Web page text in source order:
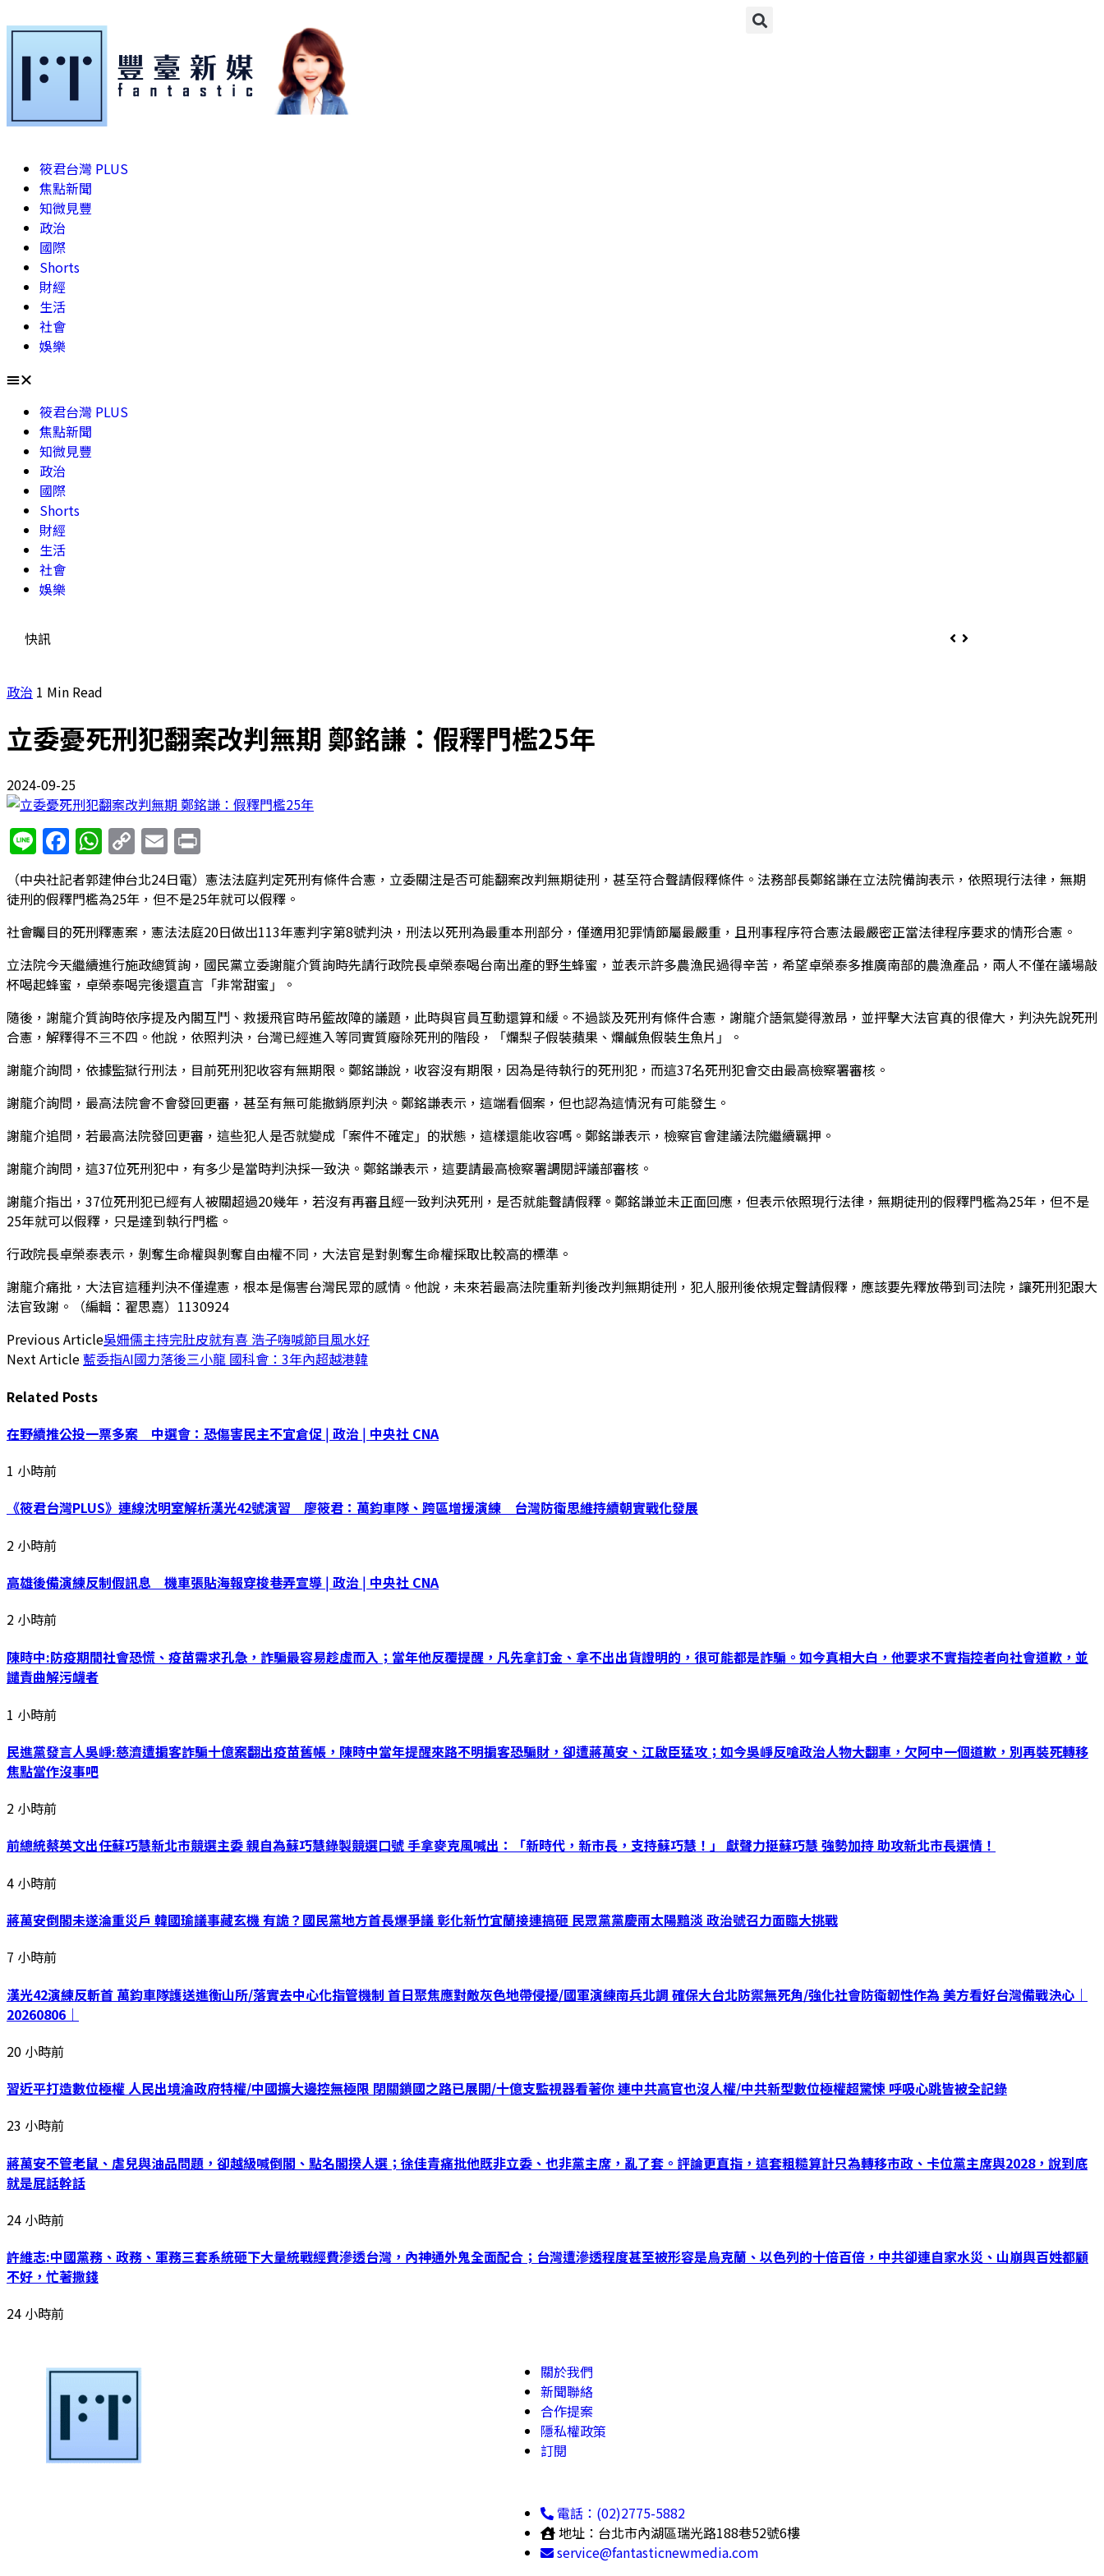
筱君台灣 PLUS
焦點新聞
知微見豐
政治
國際
Shorts
財經
生活
社會
娛樂
筱君台灣 PLUS
焦點新聞
知微見豐
政治
國際
Shorts
財經
生活
社會
娛樂
快訊
政治 1 Min Read
立委憂死刑犯翻案改判無期 鄭銘謙：假釋門檻25年
2024-09-25
LineFacebook
WhatsApp
Copy
Link
Email
（中央社記者郭建伸台北24日電）憲法法庭判定死刑有條件合憲，立委關注是否可能翻案改判無期徒刑，甚至符合聲請假釋條件。法務部長鄭銘謙在立法院備詢表示，依照現行法律，無期
徒刑的假釋門檻為25年，但不是25年就可以假釋。
社會矚目的死刑釋憲案，憲法法庭20日做出113年憲判字第8號判決，刑法以死刑為最重本刑部分，僅適用犯罪情節屬最嚴重，且刑事程序符合憲法最嚴密正當法律程序要求的情形合憲。
立法院今天繼續進行施政總質詢，國民黨立委謝龍介質詢時先請行政院長卓榮泰喝台南出產的野生蜂蜜，並表示許多農漁民過得辛苦，希望卓榮泰多推廣南部的農漁產品，兩人不僅在議場敲
杯喝起蜂蜜，卓榮泰喝完後還直言「非常甜蜜」。
隨後，謝龍介質詢時依序提及內閣互鬥、救援飛官時吊籃故障的議題，此時與官員互動還算和緩。不過談及死刑有條件合憲，謝龍介語氣變得激昂，並抨擊大法官真的很偉大，判決先說死刑
合憲，解釋得不三不四。他說，依照判決，台灣已經進入等同實質廢除死刑的階段，「爛梨子假裝蘋果、爛鹹魚假裝生魚片」。
謝龍介詢問，依據監獄行刑法，目前死刑犯收容有無期限。鄭銘謙說，收容沒有期限，因為是待執行的死刑犯，而這37名死刑犯會交由最高檢察署審核。
謝龍介詢問，最高法院會不會發回更審，甚至有無可能撤銷原判決。鄭銘謙表示，這端看個案，但也認為這情況有可能發生。
謝龍介追問，若最高法院發回更審，這些犯人是否就變成「案件不確定」的狀態，這樣還能收容嗎。鄭銘謙表示，檢察官會建議法院繼續羈押。
謝龍介詢問，這37位死刑犯中，有多少是當時判決採一致決。鄭銘謙表示，這要請最高檢察署調閱評議部審核。
謝龍介指出，37位死刑犯已經有人被關超過20幾年，若沒有再審且經一致判決死刑，是否就能聲請假釋。鄭銘謙並未正面回應，但表示依照現行法律，無期徒刑的假釋門檻為25年，但不是
25年就可以假釋，只是達到執行門檻。
行政院長卓榮泰表示，剝奪生命權與剝奪自由權不同，大法官是對剝奪生命權採取比較高的標準。
謝龍介痛批，大法官這種判決不僅違憲，根本是傷害台灣民眾的感情。他說，未來若最高法院重新判後改判無期徒刑，犯人服刑後依規定聲請假釋，應該要先釋放帶到司法院，讓死刑犯跟大
法官致謝。（編輯：翟思嘉）1130924
Previous Article吳姍儒主持完肚皮就有喜 浩子嗨喊節目風水好
Next Article藍委指AI國力落後三小龍 國科會：3年內超越港韓
Related Posts
在野續推公投一票多案 中選會：恐傷害民主不宜倉促 | 政治 | 中央社 CNA
1 小時前
《筱君台灣PLUS》連線沈明室解析漢光42號演習 廖筱君：萬鈞車隊、跨區增援演練 台灣防衛思維持續朝實戰化發展
2 小時前
高雄後備演練反制假訊息 機車張貼海報穿梭巷弄宣導 | 政治 | 中央社 CNA
2 小時前
陳時中:防疫期間社會恐慌、疫苗需求孔急，詐騙最容易趁虛而入；當年他反覆提醒，凡先拿訂金、拿不出出貨證明的，很可能都是詐騙。如今真相大白，他要求不實指控者向社會道歉，並
譴責曲解污衊者
1 小時前
民進黨發言人吳崢:慈濟遭掮客詐騙十億案翻出疫苗舊帳，陳時中當年提醒來路不明掮客恐騙財，卻遭蔣萬安、江啟臣猛攻；如今吳崢反嗆政治人物大翻車，欠阿中一個道歉，別再裝死轉移
焦點當作沒事吧
2 小時前
前總統蔡英文出任蘇巧慧新北市競選主委 親自為蘇巧慧錄製競選口號 手拿麥克風喊出：「新時代，新市長，支持蘇巧慧！」 獻聲力挺蘇巧慧 強勢加持 助攻新北市長選情！
4 小時前
蔣萬安倒閣未遂淪重災戶 韓國瑜議事藏玄機 有詭？國民黨地方首長爆爭議 彰化新竹宜蘭接連搞砸 民眾黨黨慶兩太陽黯淡 政治號召力面臨大挑戰
7 小時前
漢光42演練反斬首 萬鈞車隊護送進衡山所/落實去中心化指管機制 首日聚焦應對敵灰色地帶侵擾/國軍演練南兵北調 確保大台北防禦無死角/強化社會防衛韌性作為 美方看好台灣備戰決心｜
20260806｜
20 小時前
習近平打造數位極權 人民出境淪政府特權/中國擴大邊控無極限 閉關鎖國之路已展開/十億支監視器看著你 連中共高官也沒人權/中共新型數位極權超驚悚 呼吸心跳皆被全記錄
23 小時前
蔣萬安不管老鼠、虐兒與油品問題，卻越級喊倒閣、點名閣揆人選；徐佳青痛批他既非立委、也非黨主席，亂了套。評論更直指，這套粗糙算計只為轉移市政、卡位黨主席與2028，說到底
就是屁話幹話
24 小時前
許維志:中國黨務、政務、軍務三套系統砸下大量統戰經費滲透台灣，內神通外鬼全面配合；台灣遭滲透程度甚至被形容是烏克蘭、以色列的十倍百倍，中共卻連自家水災、山崩與百姓都顧
不好，忙著撒錢
24 小時前
關於我們
新聞聯絡
合作提案
隱私權政策
訂閱
電話：(02)2775-5882
地址：台北市內湖區瑞光路188巷52號6樓
service@fantasticnewmedia.com